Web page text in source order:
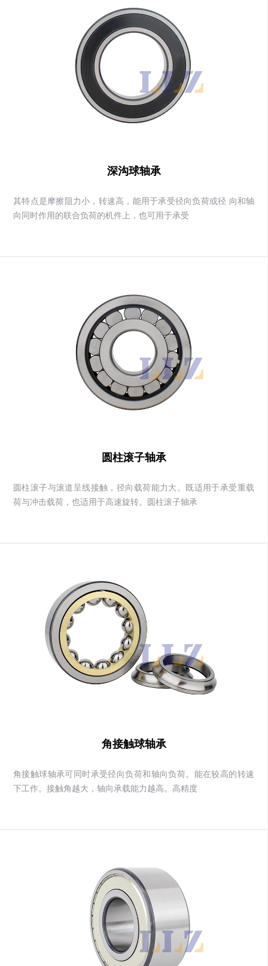
深沟球轴承
其特点是摩擦阻力小，转速高，能用于承受径向负荷或径 向和轴
向同时作用的联合负荷的机件上，也可用于承受
圆柱滚子轴承
圆柱滚子与滚道呈线接触，径向载荷能力大。既适用于承受重载
荷与冲击载荷，也适用于高速旋转。圆柱滚子轴承
角接触球轴承
角接触球轴承可同时承受径向负荷和轴向负荷。能在较高的转速
下工作。接触角越大，轴向承载能力越高。高精度